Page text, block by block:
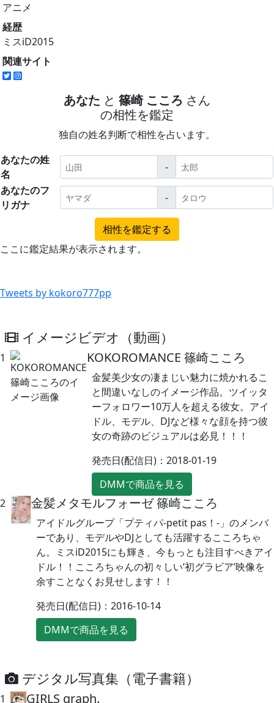
アニメ
経歴
ミスiD2015
関連サイト
あなた と 篠崎 こころ さん
の相性を鑑定
独自の姓名判断で相性を占います。
あなたの姓
名
-
あなたのフ
リガナ
-
ここに鑑定結果が表示されます。
Tweets by kokoro777pp
イメージビデオ（動画）
1 KOKOROMANCE 篠崎こころ
金髪美少女の凄まじい魅力に焼かれるこ
と間違いなしのイメージ作品。ツイッタ
ーフォロワー10万人を超える彼女。アイ
ドル、モデル、DJなど様々な顔を持つ彼
女の奇跡のビジュアルは必見！！！
発売日(配信日)：2018-01-19
DMMで商品を見る
2
金髪メタモルフォーゼ 篠崎こころ
アイドルグループ「プティパ-petit pas！-」のメンバ
ーであり、モデルやDJとしても活躍するこころちゃ
ん。ミスiD2015にも輝き、今もっとも注目すべきアイ
ドル！！こころちゃんの初々しい‘初グラビア’映像を
余すことなくお見せします！！
発売日(配信日)：2016-10-14
DMMで商品を見る
デジタル写真集（電子書籍）
1 GIRLS graph.